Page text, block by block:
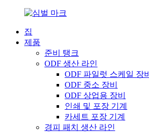
집
제품
준비 탱크
ODF 생산 라인
ODF 파일럿 스케일 장비
ODF 중소 장비
ODF 상업용 장비
인쇄 및 포장 기계
카세트 포장 기계
경피 패치 생산 라인